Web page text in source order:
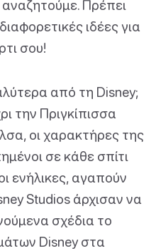
αναζητούμε. Πρέπει
ιδέες για
σου!
από τη Disney;
την Πριγκίπισσα
οι χαρακτήρες της
σε κάθε σπίτι
ενήλικες, αγαπούν
Studios άρχισαν να
σχέδια το
Disney στα